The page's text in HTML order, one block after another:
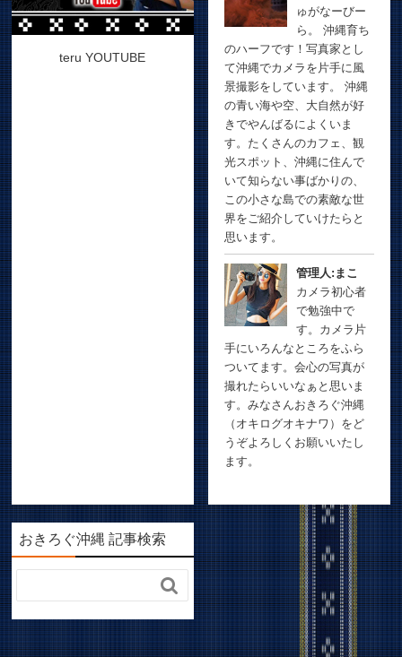
teru YOUTUBE
ゅがなーびー
ら。 沖縄育ち
のハーフです！写真家とし
て沖縄でカメラを片手に風
景撮影をしています。 沖縄
の青い海や空、大自然が好
きでやんばるによくいま
す。たくさんのカフェ、観
光スポット、沖縄に住んで
いて知らない事ばかりの、
この小さな島での素敵な世
界をご紹介していけたらと
思います。
管理人:まこ
カメラ初心者
で勉強中で
す。カメラ片
手にいろんなところをふら
ついてます。会心の写真が
撮れたらいいなぁと思いま
す。みなさんおきろぐ沖縄
（オキログオキナワ）をど
うぞよろしくお願いいたし
ます。
おきろぐ沖縄 記事検索
